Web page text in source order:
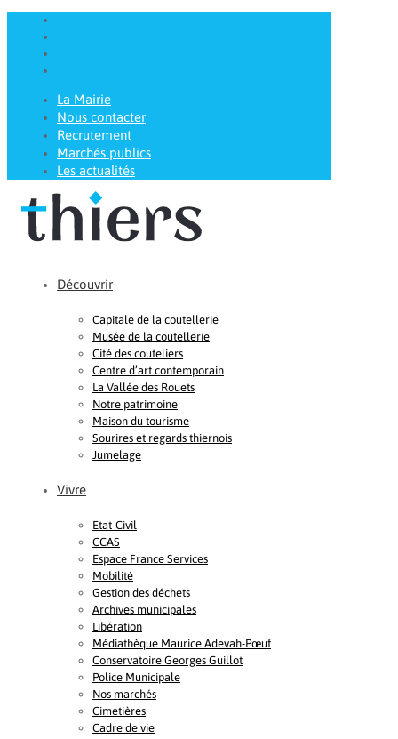
La Mairie
Nous contacter
Recrutement
Marchés publics
Les actualités
Découvrir
Capitale de la coutellerie
Musée de la coutellerie
Cité des couteliers
Centre d’art contemporain
La Vallée des Rouets
Notre patrimoine
Maison du tourisme
Sourires et regards thiernois
Jumelage
Vivre
Etat-Civil
CCAS
Espace France Services
Mobilité
Gestion des déchets
Archives municipales
Libération
Médiathèque Maurice Adevah-Pœuf
Conservatoire Georges Guillot
Police Municipale
Nos marchés
Cimetières
Cadre de vie